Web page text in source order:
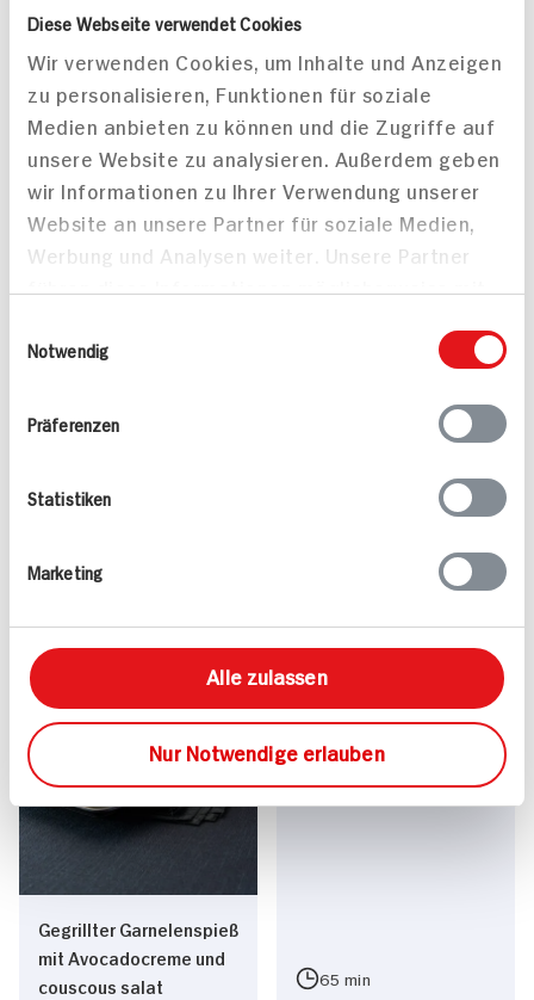
Diese Webseite verwendet Cookies
Wir verwenden Cookies, um Inhalte und Anzeigen
zu personalisieren, Funktionen für soziale
Medien anbieten zu können und die Zugriffe auf
unsere Website zu analysieren. Außerdem geben
wir Informationen zu Ihrer Verwendung unserer
Website an unsere Partner für soziale Medien,
Werbung und Analysen weiter. Unsere Partner
bereitgestellt haben oder die sie im Rahmen
Notwendig
Präferenzen
Statistiken
Marketing
Alle zulassen
Nur Notwendige erlauben
Couscous
481 kcal p. Portion
Vegetarisch
Zucchini mit Veggie-
643 kcal p. Portion
Gegrillter Garnelenspieß
mit Avocadocreme und
couscous salat
Gefüllte
pikanter Tomatensauce
65 min